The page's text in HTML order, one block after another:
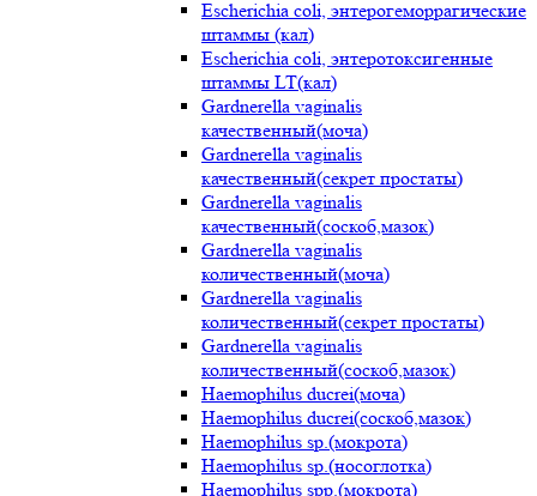
Escherichia coli, энтерогеморрагические
штаммы (кал)
Escherichia coli, энтеротоксигенные
штаммы LT(кал)
Gardnerella vaginalis
качественный(моча)
Gardnerella vaginalis
качественный(секрет простаты)
Gardnerella vaginalis
качественный(соскоб,мазок)
Gardnerella vaginalis
количественный(моча)
Gardnerella vaginalis
количественный(секрет простаты)
Gardnerella vaginalis
количественный(соскоб,мазок)
Haemophilus ducrei(моча)
Haemophilus ducrei(соскоб,мазок)
Haemophilus sp.(мокрота)
Haemophilus sp.(носоглотка)
Haemophilus spp.(мокрота)